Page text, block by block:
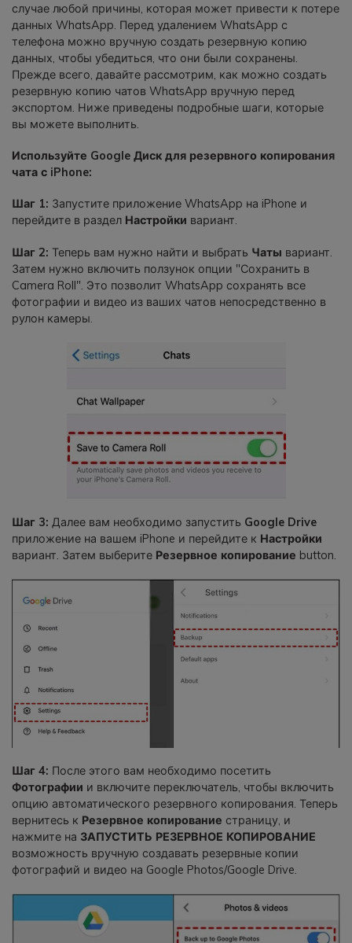
случае любой причины, которая может привести к потере
данных WhatsApp. Перед удалением WhatsApp с
телефона можно вручную создать резервную копию
данных, чтобы убедиться, что они были сохранены.
Прежде всего, давайте рассмотрим, как можно создать
резервную копию чатов WhatsApp вручную перед
экспортом. Ниже приведены подробные шаги, которые
вы можете выполнить.
Используйте Google Диск для резервного копирования
чата с iPhone:
Шаг 1: Запустите приложение WhatsApp на iPhone и
перейдите в раздел Настройки вариант.
Шаг 2: Теперь вам нужно найти и выбрать Чаты вариант.
Затем нужно включить ползунок опции "Сохранить в
Camera Roll". Это позволит WhatsApp сохранять все
фотографии и видео из ваших чатов непосредственно в
рулон камеры.
Шаг 3: Далее вам необходимо запустить Google Drive
приложение на вашем iPhone и перейдите к Настройки
вариант. Затем выберите Резервное копирование button.
Шаг 4: После этого вам необходимо посетить
Фотографии и включите переключатель, чтобы включить
опцию автоматического резервного копирования. Теперь
вернитесь к Резервное копирование страницу, и
нажмите на ЗАПУСТИТЬ РЕЗЕРВНОЕ КОПИРОВАНИЕ
возможность вручную создавать резервные копии
фотографий и видео на Google Photos/Google Drive.